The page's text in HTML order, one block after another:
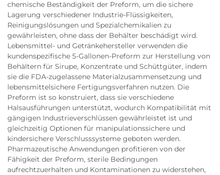
chemische Beständigkeit der Preform, um die sichere
Lagerung verschiedener Industrie-Flüssigkeiten,
Reinigungslösungen und Spezialchemikalien zu
gewährleisten, ohne dass der Behälter beschädigt wird.
Lebensmittel- und Getränkehersteller verwenden die
kundenspezifische 5-Gallonen-Preform zur Herstellung von
Behältern für Sirupe, Konzentrate und Schüttgüter, indem
sie die FDA-zugelassene Materialzusammensetzung und
lebensmittelsichere Fertigungsverfahren nutzen. Die
Preform ist so konstruiert, dass sie verschiedene
Halsausführungen unterstützt, wodurch Kompatibilität mit
gängigen Industrieverschlüssen gewährleistet ist und
gleichzeitig Optionen für manipulationssichere und
kindersichere Verschlusssysteme geboten werden.
Pharmazeutische Anwendungen profitieren von der
Fähigkeit der Preform, sterile Bedingungen
aufrechtzuerhalten und Kontaminationen zu widerstehen,